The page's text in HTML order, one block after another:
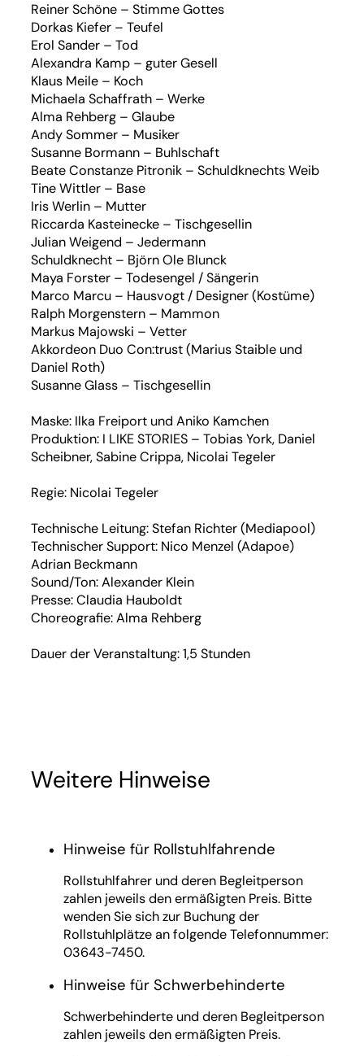
Reiner Schöne – Stimme Gottes
Dorkas Kiefer – Teufel
Erol Sander – Tod
Alexandra Kamp – guter Gesell
Klaus Meile – Koch
Michaela Schaffrath – Werke
Alma Rehberg – Glaube
Andy Sommer – Musiker
Susanne Bormann – Buhlschaft
Beate Constanze Pitronik – Schuldknechts Weib
Tine Wittler – Base
Iris Werlin – Mutter
Riccarda Kasteinecke – Tischgesellin
Julian Weigend – Jedermann
Schuldknecht – Björn Ole Blunck
Maya Forster – Todesengel / Sängerin
Marco Marcu – Hausvogt / Designer (Kostüme)
Ralph Morgenstern – Mammon
Markus Majowski – Vetter
Akkordeon Duo Con:trust (Marius Staible und
Daniel Roth)
Susanne Glass – Tischgesellin
Maske: Ilka Freiport und Aniko Kamchen
Produktion: I LIKE STORIES – Tobias York, Daniel
Scheibner, Sabine Crippa, Nicolai Tegeler
Regie: Nicolai Tegeler
Technische Leitung: Stefan Richter (Mediapool)
Technischer Support: Nico Menzel (Adapoe)
Adrian Beckmann
Sound/Ton: Alexander Klein
Presse: Claudia Hauboldt
Choreografie: Alma Rehberg
Dauer der Veranstaltung: 1,5 Stunden
Weitere Hinweise
Hinweise für Rollstuhlfahrende
Rollstuhlfahrer und deren Begleitperson
zahlen jeweils den ermäßigten Preis. Bitte
wenden Sie sich zur Buchung der
Rollstuhlplätze an folgende Telefonnummer:
03643-7450.
Hinweise für Schwerbehinderte
Schwerbehinderte und deren Begleitperson
zahlen jeweils den ermäßigten Preis.